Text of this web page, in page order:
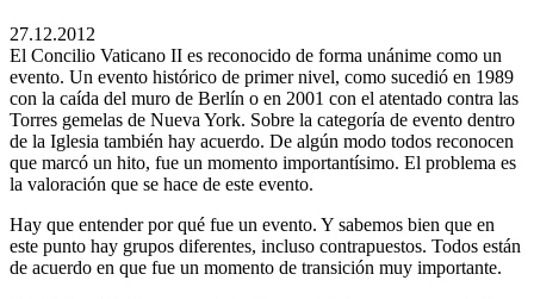
27.12.2012
El Concilio Vaticano II es reconocido de forma unánime como un
evento. Un evento histórico de primer nivel, como sucedió en 1989
con la caída del muro de Berlín o en 2001 con el atentado contra las
Torres gemelas de Nueva York. Sobre la categoría de evento dentro
de la Iglesia también hay acuerdo. De algún modo todos reconocen
que marcó un hito, fue un momento importantísimo. El problema es
la valoración que se hace de este evento.
Hay que entender por qué fue un evento. Y sabemos bien que en
este punto hay grupos diferentes, incluso contrapuestos. Todos están
de acuerdo en que fue un momento de transición muy importante.